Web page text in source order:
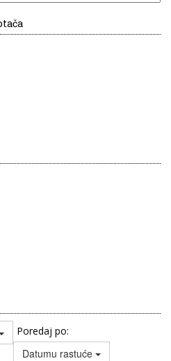
Poredaj po:
Datumu rastuće